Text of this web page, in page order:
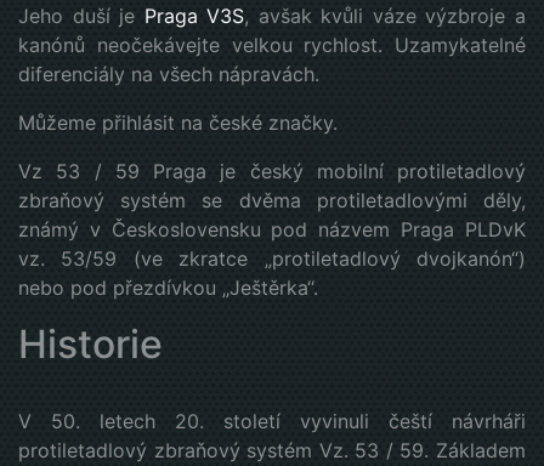
Jeho duší je Praga V3S, avšak kvůli váze výzbroje a
kanónů neočekávejte velkou rychlost. Uzamykatelné
diferenciály na všech nápravách.
Můžeme přihlásit na české značky.
Vz 53 / 59 Praga je český mobilní protiletadlový
zbraňový systém se dvěma protiletadlovými děly,
známý v Československu pod názvem Praga PLDvK
vz. 53/59 (ve zkratce „protiletadlový dvojkanón“)
nebo pod přezdívkou „Ještěrka“.
Historie
V 50. letech 20. století vyvinuli čeští návrháři
protiletadlový zbraňový systém Vz. 53 / 59. Základem